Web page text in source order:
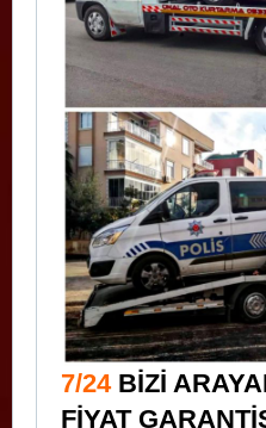
7/24BİZİ
FİYAT